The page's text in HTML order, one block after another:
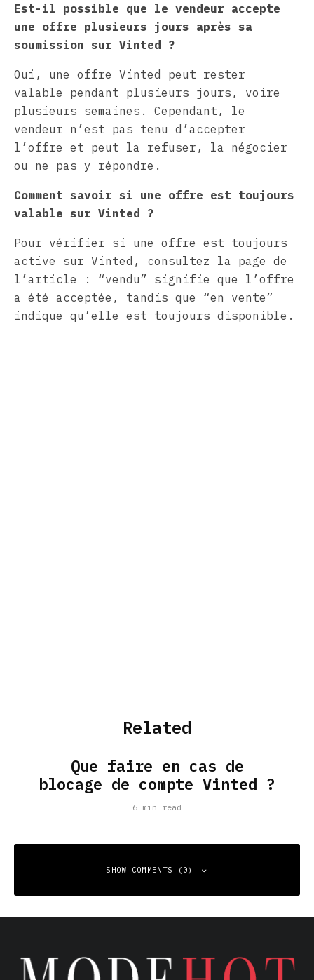
Est-il possible que le vendeur accepte
une offre plusieurs jours après sa
soumission sur Vinted ?
Oui, une offre Vinted peut rester
valable pendant plusieurs jours, voire
plusieurs semaines. Cependant, le
vendeur n’est pas tenu d’accepter
l’offre et peut la refuser, la négocier
ou ne pas y répondre.
Comment savoir si une offre est toujours
valable sur Vinted ?
Pour vérifier si une offre est toujours
active sur Vinted, consultez la page de
l’article : “vendu” signifie que l’offre
a été acceptée, tandis que “en vente”
indique qu’elle est toujours disponible.
Related
Que faire en cas de
blocage de compte Vinted ?
6 min read
SHOW COMMENTS (0)
Your email address will not be published.
Required fields